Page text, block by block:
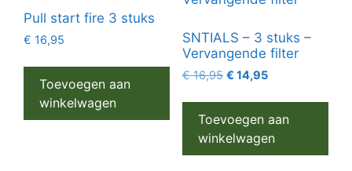
Pull start fire 3 stuks
€ 16,95
Toevoegen aan
winkelwagen
SNTIALS – 3 stuks –
Vervangende filter
€16,95 € 14,95
Toevoegen aan
winkelwagen